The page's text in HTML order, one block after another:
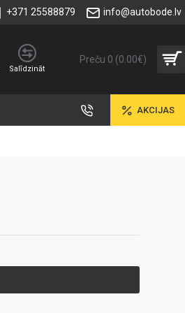
+371 25588879 info@autobode.lv
Salīdzināt
Preču 0 (0.00€)
AKCIJAS